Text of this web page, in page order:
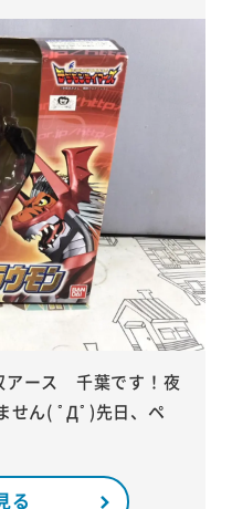
アース 千葉です！夜
せん( ﾟДﾟ)先日、ペ
る